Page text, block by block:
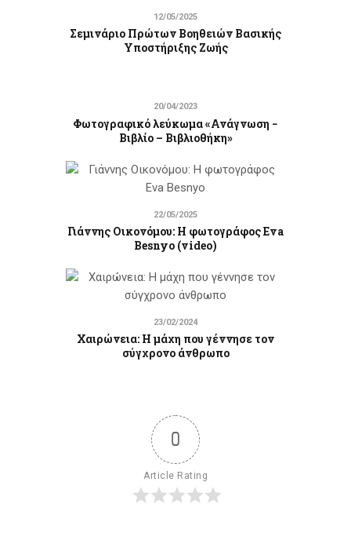
12/05/2025
Σεμινάριο Πρώτων Βοηθειών Βασικής
Υποστήριξης Ζωής
20/04/2023
Φωτογραφικό λεύκωμα «Ανάγνωση −
Βιβλίο – Βιβλιοθήκη»
22/05/2025
Γιάννης Οικονόμου: Η φωτογράφος Eva
Besnyo (video)
23/02/2024
Χαιρώνεια: Η μάχη που γέννησε τον
σύγχρονο άνθρωπο
0
Article Rating